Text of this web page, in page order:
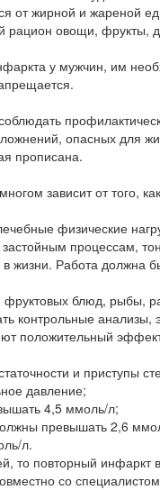
от жирной и жареной
рацион овощи, фрукты,
у мужчин, им
опасных для
прописана.
зависит от того,
физические
застойным процессам,
жизни. Работа должна
блюд, рыбы,
контрольные анализы,
положительный
и приступы
давление;
4,5 ммоль/л;
превышать 2,6
л.
то повторный
со